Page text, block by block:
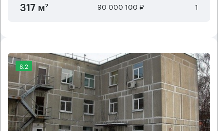
317 м² 90 000 100 ₽ 1
8.2